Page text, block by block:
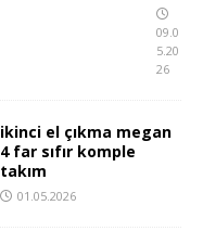
09.0
5.20
26
ikinci el çıkma megan
4 far sıfır komple
takım
01.05.2026